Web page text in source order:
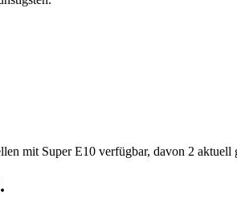
mit Super E10 verfügbar, davon 2